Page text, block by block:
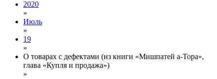
2020
»
Июль
»
19
»
О товарах с дефектами (из книги «Мишпатей а-Тора»,
глава «Купля и продажа»)
»